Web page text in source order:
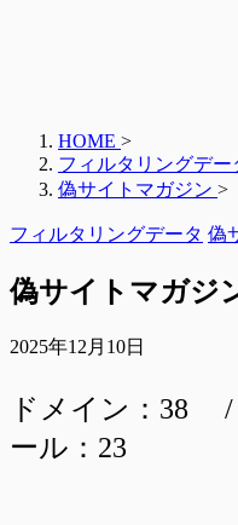
HOME >
フィルタリングデー
偽サイトマガジン >
フィルタリングデータ 偽
偽サイトマガジ
2025年12月10日
ドメイン：38 /
ール：23